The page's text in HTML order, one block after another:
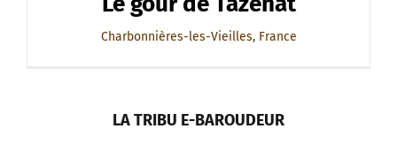
Charbonnières-les-Vieilles, France
LA TRIBU E-BAROUDEUR